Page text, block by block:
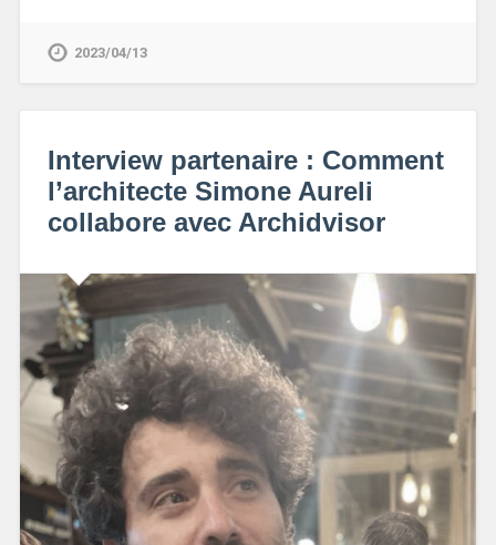
2023/04/13
Interview partenaire : Comment
l’architecte Simone Aureli
collabore avec Archidvisor